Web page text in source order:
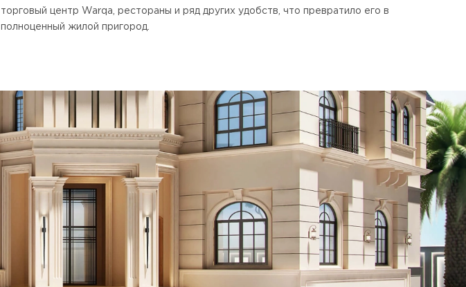
торговый центр Warqa, рестораны и ряд других удобств, что превратило его в
полноценный жилой пригород.